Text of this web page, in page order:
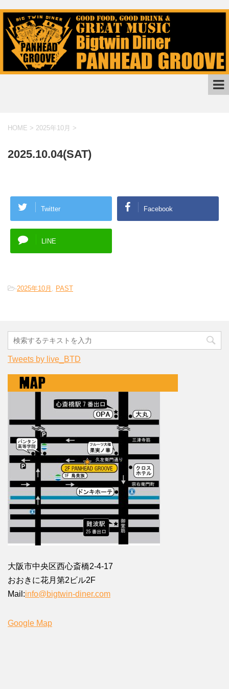
HOME > 2025年10月 >
2025.10.04(SAT)
Twitter Facebook
LINE
-2025年10月 , PAST
Tweets by live_BTD
大阪市中央区西心斎橋2-4-17
おおきに花月第2ビル2F
Mail:info@bigtwin-diner.com
Google Map